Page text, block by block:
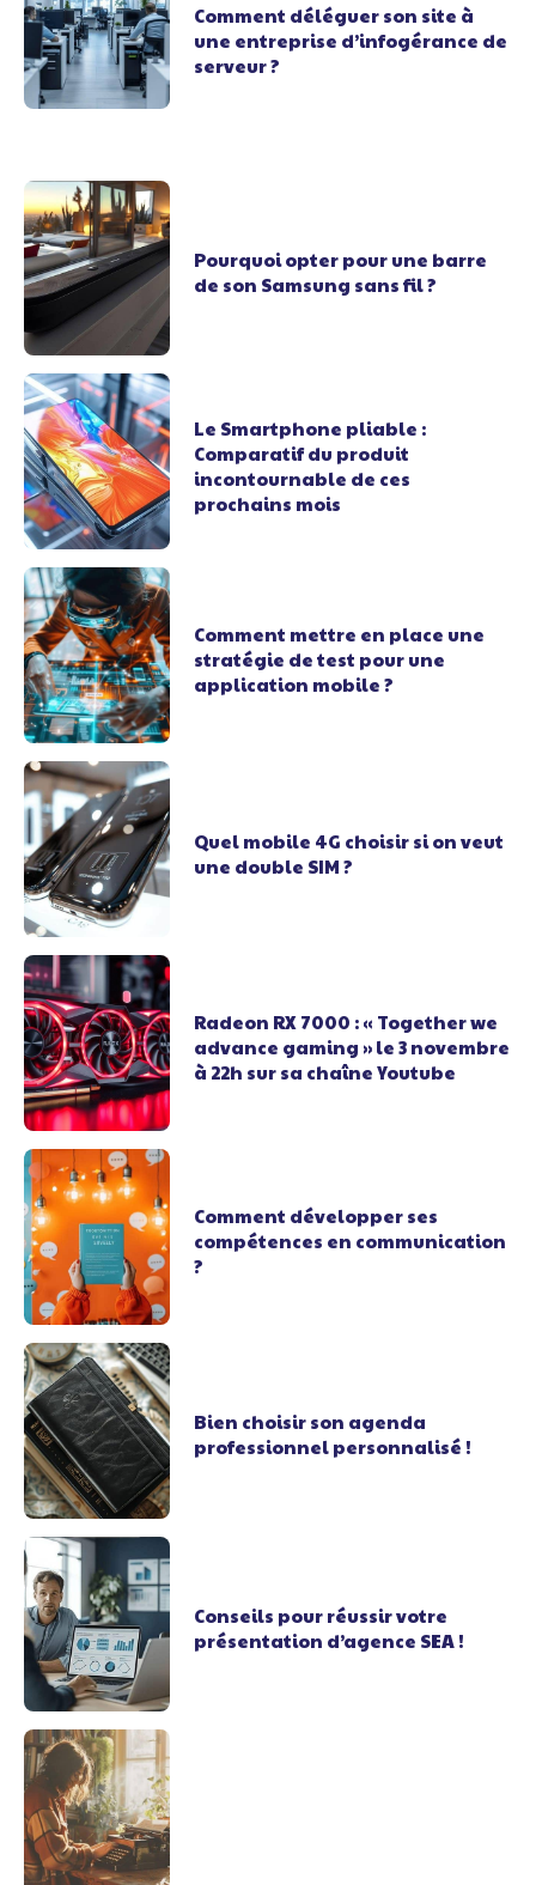
Comment déléguer son site à
une entreprise d’infogérance de
serveur ?
Pourquoi opter pour une barre
de son Samsung sans fil ?
Le Smartphone pliable :
Comparatif du produit
incontournable de ces
prochains mois
Comment mettre en place une
stratégie de test pour une
application mobile ?
Quel mobile 4G choisir si on veut
une double SIM ?
Radeon RX 7000 : « Together we
advance gaming » le 3 novembre
à 22h sur sa chaîne Youtube
Comment développer ses
compétences en communication
?
Bien choisir son agenda
professionnel personnalisé !
Conseils pour réussir votre
présentation d’agence SEA !